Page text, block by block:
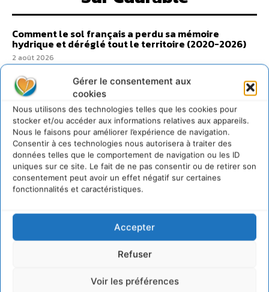
Gérer le consentement aux
cookies
Nous utilisons des technologies telles que les cookies pour
stocker et/ou accéder aux informations relatives aux appareils.
Nous le faisons pour améliorer l’expérience de navigation.
Consentir à ces technologies nous autorisera à traiter des
données telles que le comportement de navigation ou les ID
uniques sur ce site. Le fait de ne pas consentir ou de retirer son
consentement peut avoir un effet négatif sur certaines
fonctionnalités et caractéristiques.
Accepter
Refuser
Voir les préférences
Comment le sol français a perdu sa mémoire
hydrique et déréglé tout le territoire (2020-2026)
2 août 2026
Développer notre attention aux espèces vivantes
non humaines avec les communs de Zoepolis
30 juillet 2026
Un kit citoyen pour lever les freins au
développement des forêts comestibles dans nos
villes
29 juillet 2026
L’éco-anxiété informe et l’éco-lucidité transforme
28 juillet 2026
adaptées au changement climatique